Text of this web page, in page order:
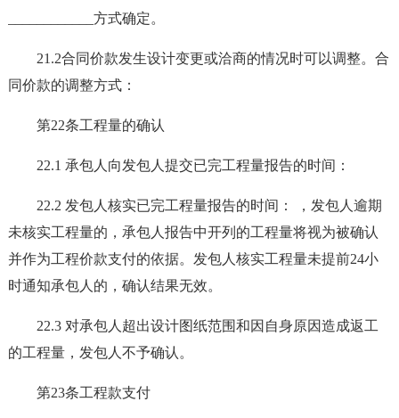
____________方式确定。
21.2合同价款发生设计变更或洽商的情况时可以调整。合
同价款的调整方式：
第22条工程量的确认
22.1 承包人向发包人提交已完工程量报告的时间：
22.2 发包人核实已完工程量报告的时间： ，发包人逾期
未核实工程量的，承包人报告中开列的工程量将视为被确认
并作为工程价款支付的依据。发包人核实工程量未提前24小
时通知承包人的，确认结果无效。
22.3 对承包人超出设计图纸范围和因自身原因造成返工
的工程量，发包人不予确认。
第23条工程款支付